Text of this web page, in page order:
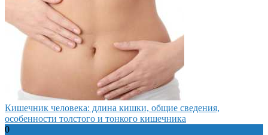
Кишечник человека: длина кишки, общие сведения,
особенности толстого и тонкого кишечника
0